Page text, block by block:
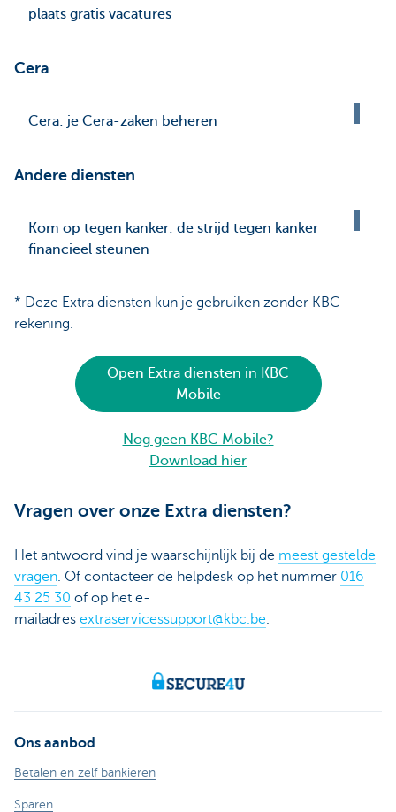
plaats gratis vacatures
Cera
Cera: je Cera-zaken beheren
Andere diensten
Kom op tegen kanker: de strijd tegen kanker
financieel steunen
* Deze Extra diensten kun je gebruiken zonder KBC-
rekening.
Open Extra diensten in KBC
Mobile
Nog geen KBC Mobile?
Download hier
Vragen over onze Extra diensten?
Het antwoord vind je waarschijnlijk bij de meest gestelde
vragen. Of contacteer de helpdesk op het nummer 016
43 25 30 of op het e-
mailadres extraservicessupport@kbc.be.
Ons aanbod
Betalen en zelf bankieren
Sparen